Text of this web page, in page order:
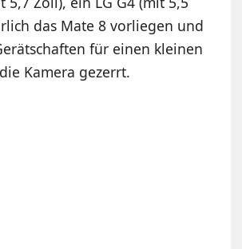
das Mate 8 vorliegen und
für einen kleinen
Kamera gezerrt.